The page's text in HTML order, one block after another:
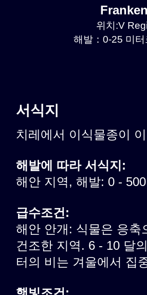
위치:V
해발：0-25 미
서식지
치레에서 이식물종이
해발에 따라 서식지:
해안 지역, 해발: 0 -
급수조건:
해안 안개: 식물은 응축
건조한 지역. 6 - 10 달
터의 비는 겨울에서 집